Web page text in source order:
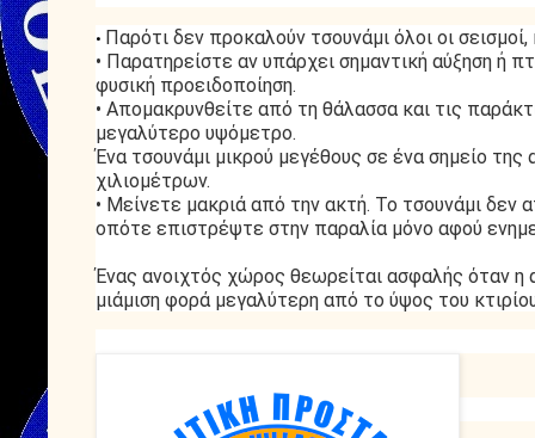
• Παρότι δεν προκαλούν τσουνάμι όλοι οι
• Παρατηρείστε αν υπάρχει σημαντική αύξηση ή
φυσική προειδοποίηση.
• Απομακρυνθείτε από τη θάλασσα και τις
μεγαλύτερο υψόμετρο.
Ένα τσουνάμι μικρού μεγέθους σε ένα σημείο
χιλιομέτρων.
• Μείνετε μακριά από την ακτή. Το τσουνάμι
οπότε επιστρέψτε στην παραλία μόνο αφού
Ένας ανοιχτός χώρος θεωρείται ασφαλής όταν η
μιάμιση φορά μεγαλύτερη από το ύψος του